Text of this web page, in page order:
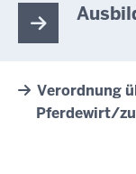
Verordnung
Pferdewirt/